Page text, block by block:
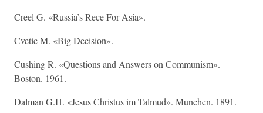
Creel G. «Russia’s Rece For Asia».
Cvetic M. «Big Decision».
Cushing R. «Questions and Answers on Communism».
Boston. 1961.
Dalman G.H. «Jesus Christus im Talmud». Munchen. 1891.